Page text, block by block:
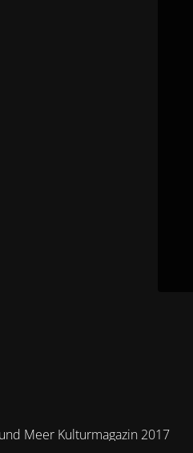
Meer Kulturmagazin 2017